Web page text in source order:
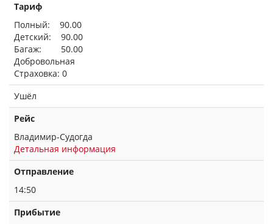
Тариф
Полный: 90.00
Детский: 90.00
Багаж: 50.00
Добровольная
Страховка: 0
Ушёл
Рейс
Владимир-Судогда
Детальная информация
Отправление
14:50
Прибытие